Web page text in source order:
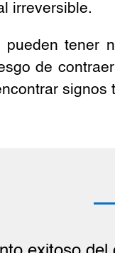
irreversible.
pueden tener
de